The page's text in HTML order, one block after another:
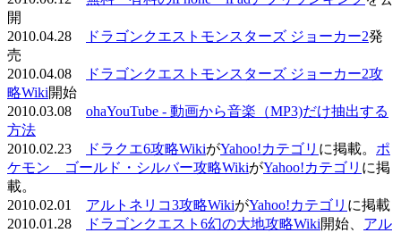
開
2010.04.28
ドラゴンクエストモンスターズ ジョーカー2発
売
2010.04.08
ドラゴンクエストモンスターズ ジョーカー2攻
略Wiki開始
2010.03.08 ohaYouTube - 動画から音楽（MP3)だけ抽出する
方法
2010.02.23
ドラクエ6攻略WikiがYahoo!カテゴリ に掲載。 ポ
ケモン ゴールド・シルバー攻略WikiがYahoo!カテゴリ に掲
載。
2010.02.01 アルトネリコ3攻略WikiがYahoo!カテゴリ に掲載
2010.01.28
ドラゴンクエスト6幻の大地攻略Wiki開始、 アル